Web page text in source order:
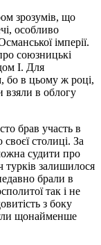
зрозумів, що
особливо
імперії.
союзницькі
I. Для
бо в цьому ж році,
взяли в облогу
брав участь в
столиці. За
судити про
турків залишилося
брали в
так і не
з боку
щонайменше